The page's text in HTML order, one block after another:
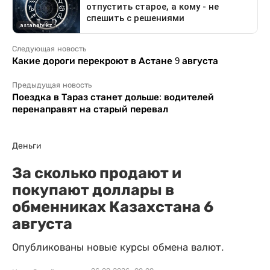
Следующая новость
Какие дороги перекроют в Астане 9 августа
Предыдущая новость
Поездка в Тараз станет дольше: водителей
перенаправят на старый перевал
Деньги
За сколько продают и
покупают доллары в
обменниках Казахстана 6
августа
Опубликованы новые курсы обмена валют.